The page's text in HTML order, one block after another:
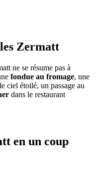
Zermatt
ne se résume pas à
fondue au fromage, une
ciel étoilé, un passage au
dans le restaurant
en un coup